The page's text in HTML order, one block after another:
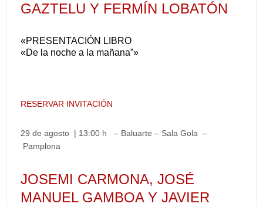
GAZTELU Y FERMÍN LOBATÓN
«PRESENTACIÓN LIBRO
«De la noche a la mañana”»
RESERVAR INVITACIÓN
29 de agosto | 13:00 h – Baluarte – Sala Gola –
Pamplona
JOSEMI CARMONA, JOSÉ
MANUEL GAMBOA Y JAVIER